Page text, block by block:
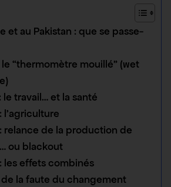
et au Pakistan : que se passe-
“thermomètre mouillé” (wet
travail… et la santé
l’agriculture
relance de la production de
ou blackout
les effets combinés
de la faute du changement